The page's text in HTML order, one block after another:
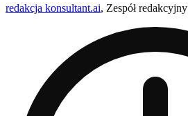
redakcja konsultant.ai, Zespół redakcyjny